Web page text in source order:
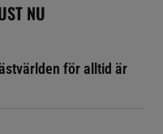
NU
för alltid är